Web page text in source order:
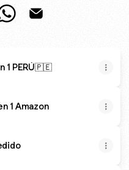
1 PERÚ🇵🇪
1 Amazon